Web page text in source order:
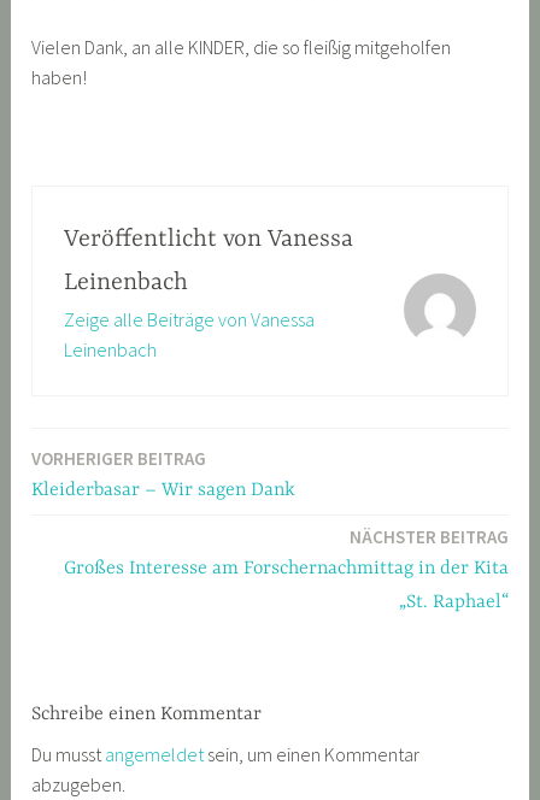
Vielen Dank, an alle KINDER, die so fleißig mitgeholfen
haben!
Veröffentlicht von Vanessa
Leinenbach
Zeige alle Beiträge von Vanessa
Leinenbach
Beitragsnavigation
VORHERIGER BEITRAG
Kleiderbasar – Wir sagen Dank
NÄCHSTER BEITRAG
Großes Interesse am Forschernachmittag in der Kita
„St. Raphael“
Schreibe einen Kommentar
Du musstangemeldetsein, um einen Kommentar
abzugeben.